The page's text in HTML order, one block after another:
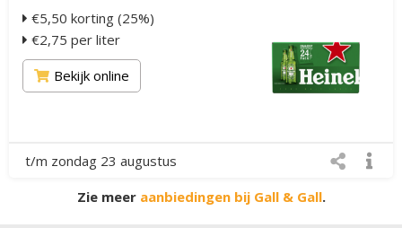
€5,50 korting (25%)
€2,75 per liter
Bekijk online
t/m zondag 23 augustus
Zie meer aanbiedingen bij Gall & Gall.